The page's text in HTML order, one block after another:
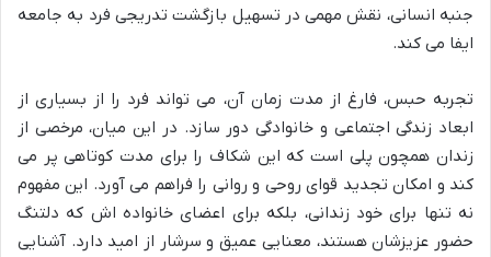
جنبه انسانی، نقش مهمی در تسهیل بازگشت تدریجی فرد به جامعه
ایفا می کند.
تجربه حبس، فارغ از مدت زمان آن، می تواند فرد را از بسیاری از
ابعاد زندگی اجتماعی و خانوادگی دور سازد. در این میان، مرخصی از
زندان همچون پلی است که این شکاف را برای مدت کوتاهی پر می
کند و امکان تجدید قوای روحی و روانی را فراهم می آورد. این مفهوم
نه تنها برای خود زندانی، بلکه برای اعضای خانواده اش که دلتنگ
حضور عزیزشان هستند، معنایی عمیق و سرشار از امید دارد. آشنایی